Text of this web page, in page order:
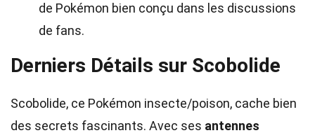
de Pokémon bien conçu dans les discussions
de fans.
Derniers Détails sur Scobolide
Scobolide, ce Pokémon insecte/poison, cache bien
des secrets fascinants. Avec ses antennes